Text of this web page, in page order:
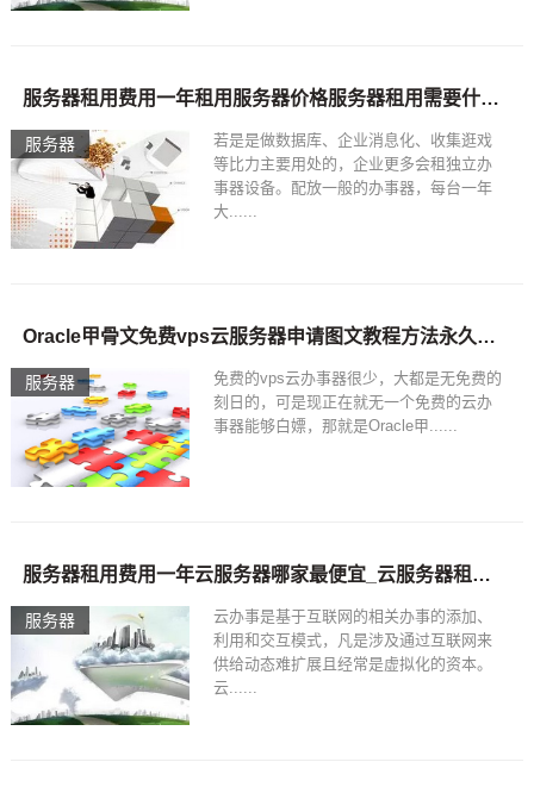
服务器
服务器租用费用一年租用服务器价格服务器租用需要什么注意的
若是是做数据库、企业消息化、收集逛戏
等比力主要用处的，企业更多会租独立办
事器设备。配放一般的办事器，每台一年
大......
服务器
Oracle甲骨文免费vps云服务器申请图文教程方法永久免费云服务器地址
免费的vps云办事器很少，大都是无免费的
刻日的，可是现正在就无一个免费的云办
事器能够白嫖，那就是Oracle甲......
服务器
服务器租用费用一年云服务器哪家最便宜_云服务器租用价格多少钱一年-A5创业网
云办事是基于互联网的相关办事的添加、
利用和交互模式，凡是涉及通过互联网来
供给动态难扩展且经常是虚拟化的资本。
云......